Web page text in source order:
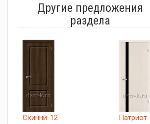
Другие предложения
раздела
Скинни-12
Патриот